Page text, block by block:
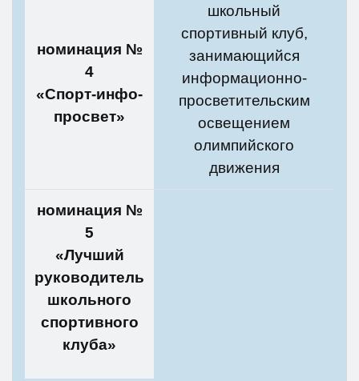
номинация №
4
«Спорт-инфо-
просвет»
школьный
спортивный клуб,
занимающийся
информационно-
просветительским
освещением
олимпийского
движения
номинация №
5
«Лучший
руководитель
школьного
спортивного
клуба»